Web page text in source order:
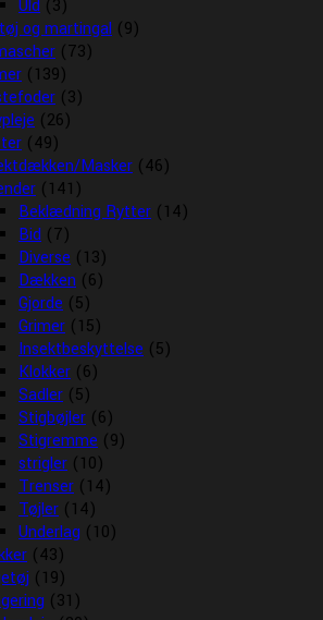
Uld (3)
og martingal (9)
(73)
(139)
(3)
(26)
(49)
Masker (46)
(141)
Beklædning Rytter (14)
Bid (7)
Diverse (13)
Dækken (6)
Gjorde (5)
Grimer (15)
Insektbeskyttelse (5)
Klokker (6)
Sadler (5)
Stigbøjler (6)
Stigremme (9)
strigler (10)
Trenser (14)
Tøjler (14)
Underlag (10)
(43)
(19)
(31)